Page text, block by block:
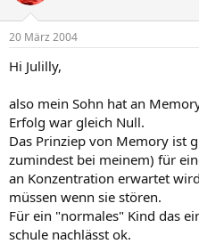
20 März 2004
Hi Julilly,
also mein Sohn hat an
Erfolg war gleich Null.
Das Prinziep von Memory ist
zumindest bei meinem) für
an Konzentration erwartet
müssen wenn sie stören.
Für ein "normales" Kind das
schule nachlässt ok.